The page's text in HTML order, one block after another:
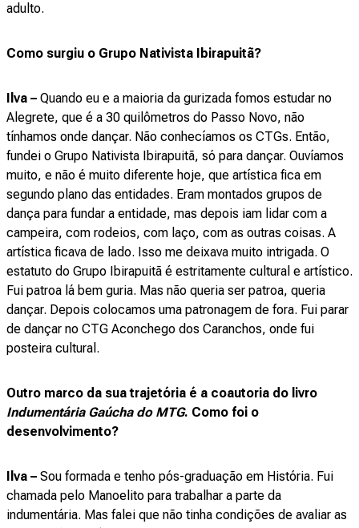
adulto.
Como surgiu o Grupo Nativista Ibirapuitã?
Ilva – Quando eu e a maioria da gurizada fomos estudar no
Alegrete, que é a 30 quilômetros do Passo Novo, não
tínhamos onde dançar. Não conhecíamos os CTGs. Então,
fundei o Grupo Nativista Ibirapuitã, só para dançar. Ouvíamos
muito, e não é muito diferente hoje, que artística fica em
segundo plano das entidades. Eram montados grupos de
dança para fundar a entidade, mas depois iam lidar com a
campeira, com rodeios, com laço, com as outras coisas. A
artística ficava de lado. Isso me deixava muito intrigada. O
estatuto do Grupo Ibirapuitã é estritamente cultural e artístico.
Fui patroa lá bem guria. Mas não queria ser patroa, queria
dançar. Depois colocamos uma patronagem de fora. Fui parar
de dançar no CTG Aconchego dos Caranchos, onde fui
posteira cultural.
Outro marco da sua trajetória é a coautoria do livro
Indumentária Gaúcha do MTG. Como foi o
desenvolvimento?
Ilva – Sou formada e tenho pós-graduação em História. Fui
chamada pelo Manoelito para trabalhar a parte da
indumentária. Mas falei que não tinha condições de avaliar as